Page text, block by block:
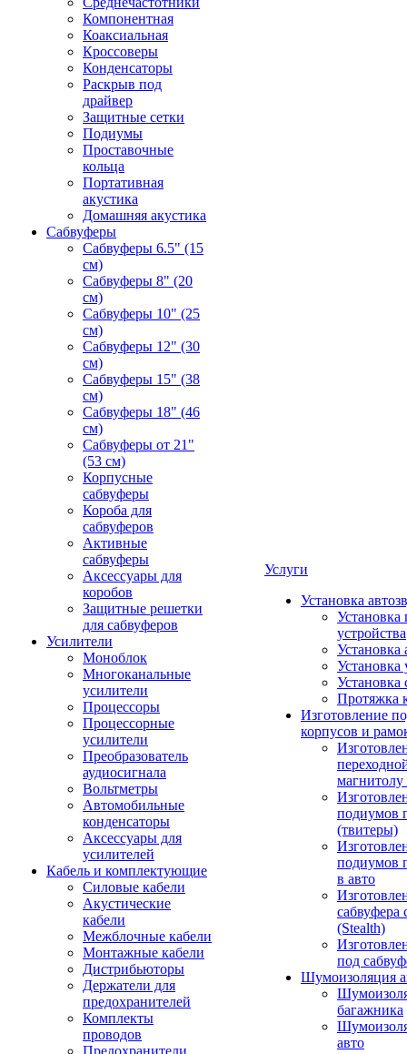
Компонентная
Коаксиальная
Кроссоверы
Конденсаторы
Раскрыв под
драйвер
Защитные сетки
Подиумы
Проставочные
кольца
Портативная
акустика
Домашняя акустика
Сабвуферы
Сабвуферы 6.5" (15
см)
Сабвуферы 8" (20
см)
Сабвуферы 10" (25
см)
Сабвуферы 12" (30
см)
Сабвуферы 15" (38
см)
Сабвуферы 18" (46
см)
Сабвуферы от 21"
(53 см)
Корпусные
сабвуферы
Короба для
сабвуферов
Активные
сабвуферы
Аксессуары для
коробов
Защитные решетки
для сабвуферов
Усилители
Моноблок
Многоканальные
усилители
Процессоры
Процессорные
усилители
Преобразователь
аудиосигнала
Вольтметры
Автомобильные
конденсаторы
Аксессуары для
усилителей
Кабель и комплектующие
Силовые кабели
Акустические
кабели
Межблочные кабели
Монтажные кабели
Дистрибьюторы
Держатели для
предохранителей
Комплекты
проводов
Предохранители
Услуги
Установка
Установка
устройства
Установка
Установка
Установка
Протяжка
Изготовление
корпусов и
подиумов
(твитеры)
подиумов
в авто
сабвуфера
(Stealth)
под
Шумоизоляция
багажника
авто